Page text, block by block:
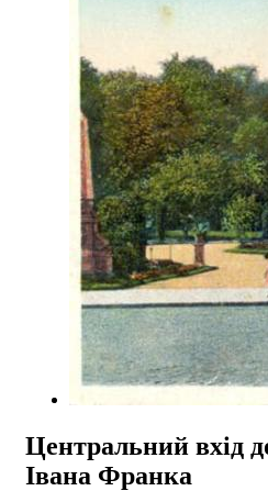
Центральний вхід
Івана Франка